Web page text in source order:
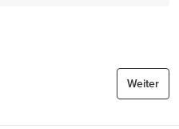
Weiter